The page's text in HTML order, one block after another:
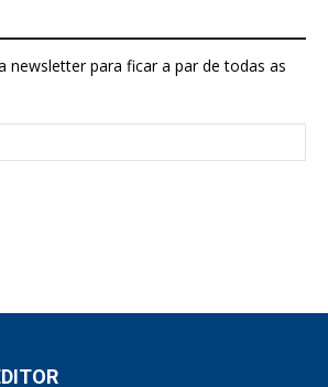
newsletter para ficar a par de todas as